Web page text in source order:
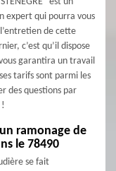
expert qui pourra vous
de cette
c’est qu’il dispose
garantira un travail
tarifs sont parmi les
des questions par
ramonage de
le 78490
se fait